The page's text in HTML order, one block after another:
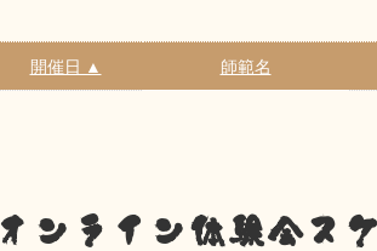
開催日 ▲ 師範名
オンライン体験会ス